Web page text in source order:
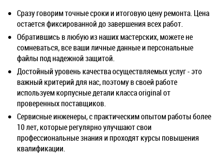
Сразу говорим точные сроки и итоговую цену ремонта. Цена
остается фиксированной до завершения всех работ.
Обратившись в любую из наших мастерских, можете не
сомневаться, все ваши личные данные и персональные
файлы под надежной защитой.
Достойный уровень качества осуществляемых услуг - это
важный критерий для нас, поэтому в своей работе
используем корпусные детали класса original от
проверенных поставщиков.
Сервисные инженеры, с практическим опытом работы более
10 лет, которые регулярно улучшают свои
профессиональные знания и проходят курсы повышения
квалификации.